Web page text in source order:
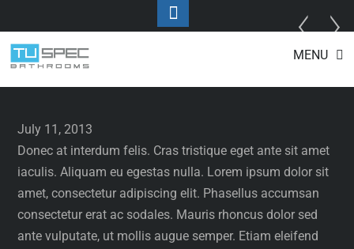
Skip
content
MENU
Black & White
July 11, 2013
Donec at interdum felis. Cras tristique eget ante sit amet
iaculis. Aliquam eu egestas nulla. Lorem ipsum dolor sit
amet, consectetur adipiscing elit. Phasellus accumsan
consectetur erat ac sodales. Mauris rhoncus dolor sed
ante vulputate, ut mollis augue semper. Etiam eleifend
Toggle
Footer